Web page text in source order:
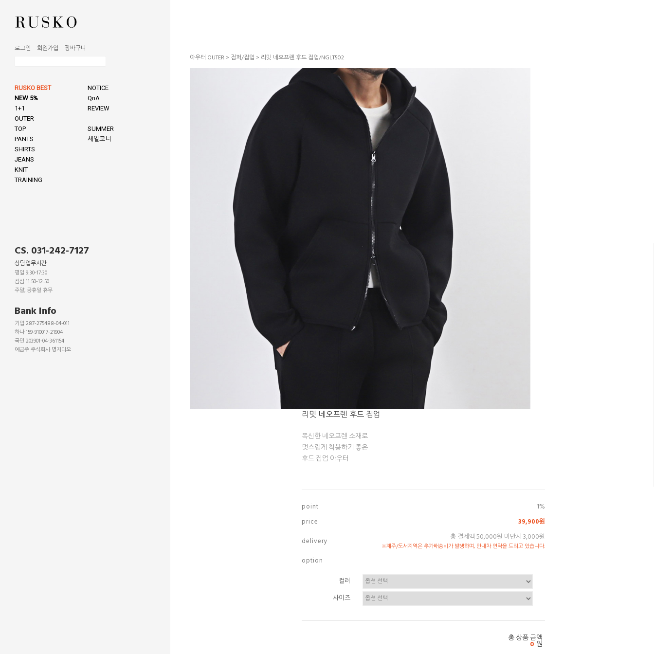
로그인 회원가입 장바구니
RUSKO BEST
NEW 5%
1+1
OUTER
TOP
PANTS
SHIRTS
JEANS
KNIT
TRAINING
NOTICE
QnA
REVIEW
SUMMER
세일코너
CS. 031-242-7127
상담업무시간
평일 9:30-17:30
점심 11:50-12:50
주말, 공휴일 휴무
Bank Info
기업 287-275488-04-011
하나 159-910017-21904
국민 203901-04-361154
예금주 주식회사 명지디오
아우터 OUTER > 점퍼/집업 > 리밋 네오프렌 후드 집업/NGLT502
리밋 네오프렌 후드 집업
폭신한 네오프렌 소재로
멋스럽게 착용하기 좋은
후드 집업 아우터
p o i n t
1%
p r i c e
39,900원
d e l i v e r y
총 결제액 50,000원 미만시 3,000원
※제주/도서지역은 추가배송비가 발생하며, 안내차 연락을 드리고 있습니다.
o p t i o n
컬러
사이즈
총 상품 금액
0 원